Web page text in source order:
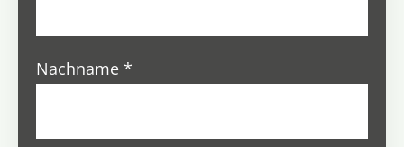
Nachname*